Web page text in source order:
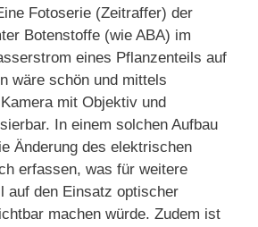
Fotoserie (Zeitraffer) der
Botenstoffe (wie ABA) im
eines Pflanzenteils auf
wäre schön und mittels
mit Objektiv und
In einem solchen Aufbau
Änderung des elektrischen
erfassen, was für weitere
auf den Einsatz optischer
machen würde. Zudem ist